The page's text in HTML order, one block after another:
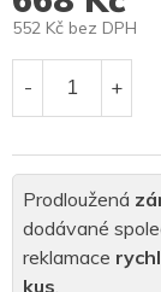
Prodloužená
dodávané
reklamace
kus.
552 Kč bez DPH